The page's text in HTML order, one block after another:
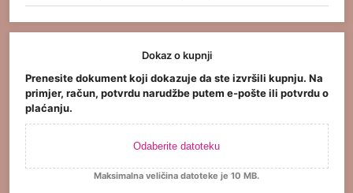
Dokaz o kupnji
Prenesite dokument koji dokazuje da ste izvršili kupnju. Na
primjer, račun, potvrdu narudžbe putem e-pošte ili potvrdu o
plaćanju.
Odaberite datoteku
Maksimalna veličina datoteke je 10 MB.